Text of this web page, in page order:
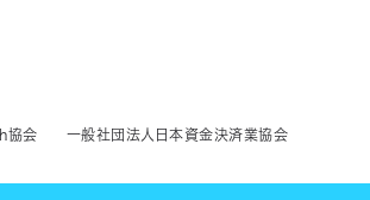
協会 一般社団法人日本資金決済業協会